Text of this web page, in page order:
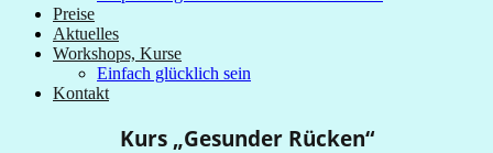
Preise
Aktuelles
Workshops, Kurse
Einfach glücklich sein
Kontakt
Kurs „Gesunder Rücken“